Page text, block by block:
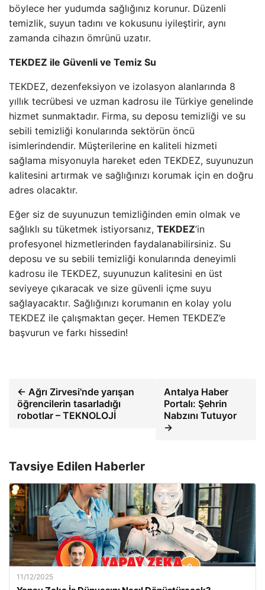
böylece her yudumda sağlığınız korunur. Düzenli
temizlik, suyun tadını ve kokusunu iyileştirir, aynı
zamanda cihazın ömrünü uzatır.
TEKDEZ ile Güvenli ve Temiz Su
TEKDEZ, dezenfeksiyon ve izolasyon alanlarında 8
yıllık tecrübesi ve uzman kadrosu ile Türkiye genelinde
hizmet sunmaktadır. Firma, su deposu temizliği ve su
sebili temizliği konularında sektörün öncü
isimlerindendir. Müşterilerine en kaliteli hizmeti
sağlama misyonuyla hareket eden TEKDEZ, suyunuzun
kalitesini artırmak ve sağlığınızı korumak için en doğru
adres olacaktır.
Eğer siz de suyunuzun temizliğinden emin olmak ve
sağlıklı su tüketmek istiyorsanız, TEKDEZ’in
profesyonel hizmetlerinden faydalanabilirsiniz. Su
deposu ve su sebili temizliği konularında deneyimli
kadrosu ile TEKDEZ, suyunuzun kalitesini en üst
seviyeye çıkaracak ve size güvenli içme suyu
sağlayacaktır. Sağlığınızı korumanın en kolay yolu
TEKDEZ ile çalışmaktan geçer. Hemen TEKDEZ’e
başvurun ve farkı hissedin!
← Ağrı Zirvesi'nde yarışan
öğrencilerin tasarladığı
robotlar – TEKNOLOJİ
Antalya Haber
Portalı: Şehrin
Nabzını Tutuyor
→
Tavsiye Edilen Haberler
11/12/2025